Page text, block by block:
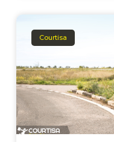
Courtisa